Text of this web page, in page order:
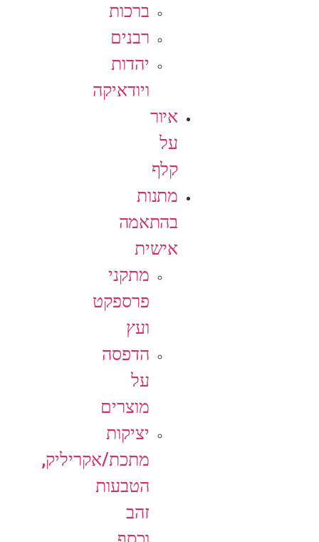
ברכות
רבנים
יהדות
ויודאיקה
איור
על
קלף
מתנות
בהתאמה
אישית
מתקני
פרספקט
ועץ
הדפסה
על
מוצרים
יציקות
מתכת/אקריליק,
הטבעות
זהב